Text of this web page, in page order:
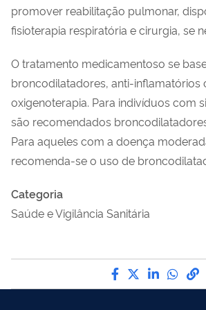
promover reabilitação pulmonar,
fisioterapia respiratória e cirurgia, se
O tratamento medicamentoso se
broncodilatadores, anti-inflamatórios
oxigenoterapia. Para indivíduos com
são recomendados
Para aqueles com a doença
recomenda-se o uso de
Categoria
Saúde e Vigilância Sanitária
Compartilhe